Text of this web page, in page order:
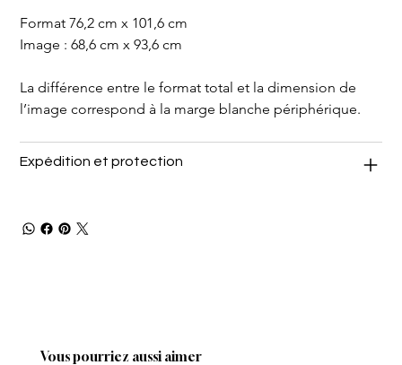
Format 76,2 cm x 101,6 cm
Image : 68,6 cm x 93,6 cm
La différence entre le format total et la dimension de
l’image correspond à la marge blanche périphérique.
Expédition et protection
Vous pourriez aussi aimer